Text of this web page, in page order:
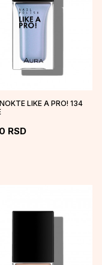
LIKE A PRO! 134
RSD